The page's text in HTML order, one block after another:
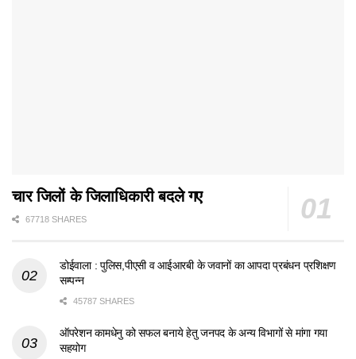
चार जिलों के जिलाधिकारी बदले गए
67718 SHARES
डोईवाला : पुलिस,पीएसी व आईआरबी के जवानों का आपदा प्रबंधन प्रशिक्षण
सम्पन्न
45787 SHARES
ऑपरेशन कामधेनु को सफल बनाये हेतु जनपद के अन्य विभागों से मांगा गया
सहयोग